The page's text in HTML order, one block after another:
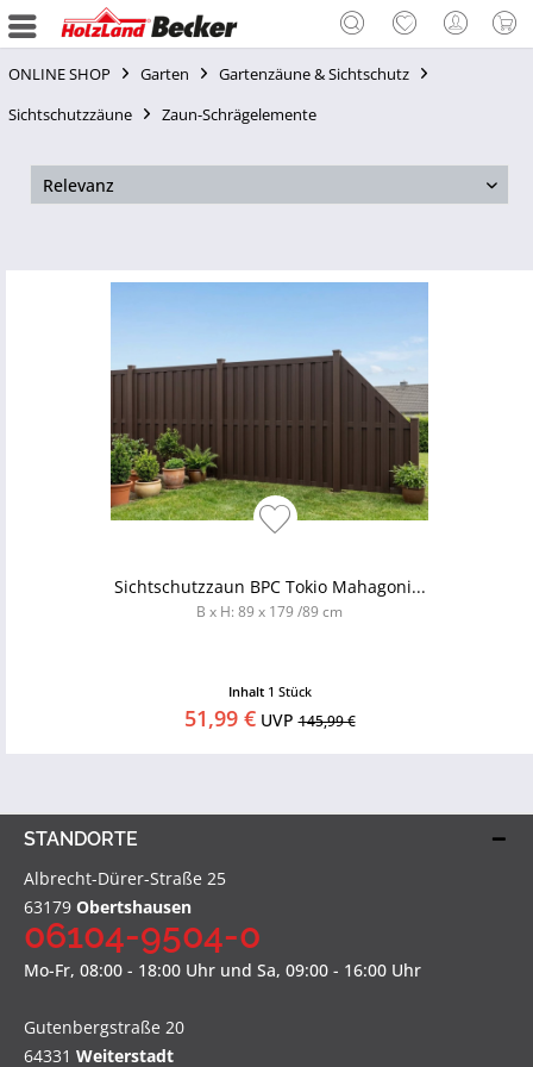
ONLINE SHOP Garten
Gartenzäune & Sichtschutz
Sichtschutzzäune
Zaun-Schrägelemente
Sichtschutzzaun BPC Tokio Mahagoni...
B x H: 89 x 179 /89 cm
Inhalt 1 Stück
51,99 €UVP145,99 €
STANDORTE
Albrecht-Dürer-Straße 25
63179 Obertshausen
06104-9504-0
Mo-Fr, 08:00 - 18:00 Uhr und Sa, 09:00 - 16:00 Uhr
Gutenbergstraße 20
64331 Weiterstadt